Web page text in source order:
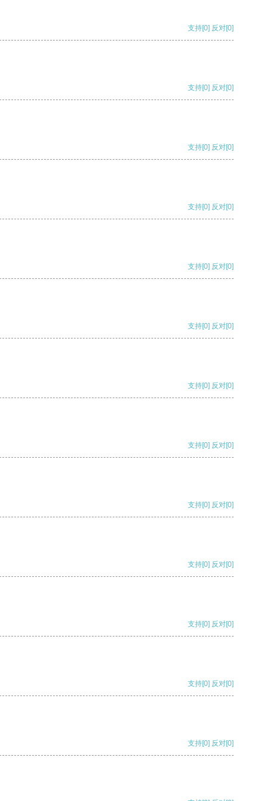
支持[0] 反对[0]
支持[0] 反对[0]
支持[0] 反对[0]
支持[0] 反对[0]
支持[0] 反对[0]
支持[0] 反对[0]
支持[0] 反对[0]
支持[0] 反对[0]
支持[0] 反对[0]
支持[0] 反对[0]
支持[0] 反对[0]
支持[0] 反对[0]
支持[0] 反对[0]